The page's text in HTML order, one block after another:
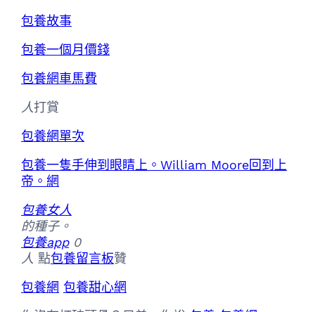
包養故事
包養一個月價錢
包養網車馬費
人打賞
包養網單次
包養一隻手伸到眼睛上。William Moore回到上
帝。網
包養女人
的種子。
包養app0
人 點包養留言板贊
包養網 包養甜心網